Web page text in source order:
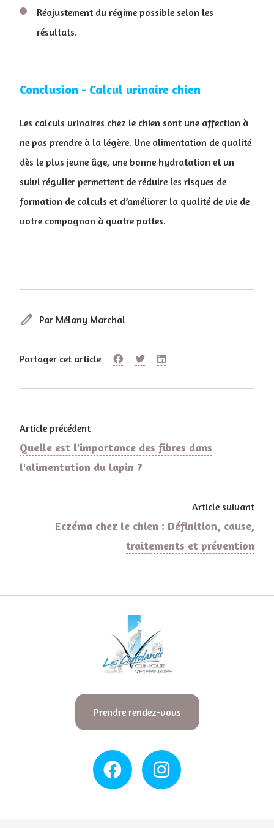
Réajustement du régime possible selon les
résultats.
Conclusion - Calcul urinaire chien
Les calculs urinaires chez le chien sont une affection à
ne pas prendre à la légère. Une alimentation de qualité
dès le plus jeune âge, une bonne hydratation et un
suivi régulier permettent de réduire les risques de
formation de calculs et d’améliorer la qualité de vie de
votre compagnon à quatre pattes.
edit Par Mélany Marchal
Partager cet article
Article précédent
Quelle est l'importance des fibres dans
l'alimentation du lapin ?
Article suivant
Eczéma chez le chien : Définition, cause,
traitements et prévention
Prendre rendez-vous